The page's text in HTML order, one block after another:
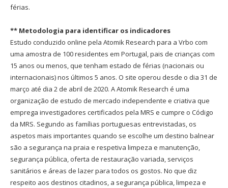
férias.
** Metodologia para identificar os indicadores
Estudo conduzido online pela Atomik Research para a Vrbo com
uma amostra de 100 residentes em Portugal, pais de crianças com
15 anos ou menos, que tenham estado de férias (nacionais ou
internacionais) nos últimos 5 anos. O site operou desde o dia 31 de
março até dia 2 de abril de 2020. A Atomik Research é uma
organização de estudo de mercado independente e criativa que
emprega investigadores certificados pela MRS e cumpre o Código
da MRS. Segundo as famílias portuguesas entrevistadas, os
aspetos mais importantes quando se escolhe um destino balnear
são a segurança na praia e respetiva limpeza e manutenção,
segurança pública, oferta de restauração variada, serviços
sanitários e áreas de lazer para todos os gostos. No que diz
respeito aos destinos citadinos, a segurança pública, limpeza e